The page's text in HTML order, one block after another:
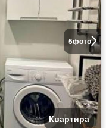
5фото
Квартира